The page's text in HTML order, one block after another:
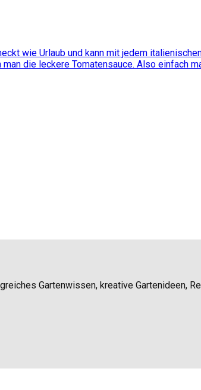
wie Urlaub und kann mit jedem
die leckere Tomatensauce. Also einfach
Gartenwissen, kreative Gartenideen,